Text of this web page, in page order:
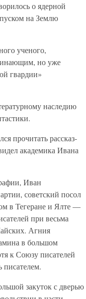
о ядерной
на Землю
ученого,
но уже
гвардии»
наследию
прочитать рассказ-
академика Ивана
Иван
советский посол
в Тегеране и Ялте —
при весьма
Агния
в большом
к Союзу писателей
писателем.
закуток с дверью